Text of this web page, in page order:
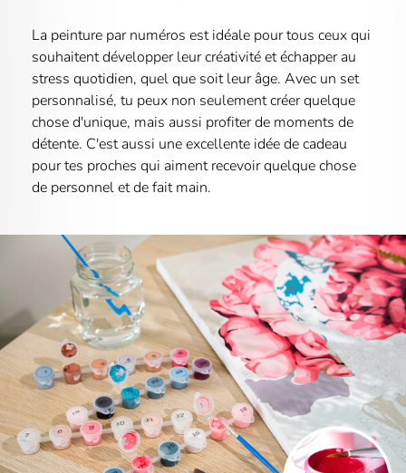
La peinture par numéros est idéale pour tous ceux qui
souhaitent développer leur créativité et échapper au
stress quotidien, quel que soit leur âge. Avec un set
personnalisé, tu peux non seulement créer quelque
chose d'unique, mais aussi profiter de moments de
détente. C'est aussi une excellente idée de cadeau
pour tes proches qui aiment recevoir quelque chose
de personnel et de fait main.